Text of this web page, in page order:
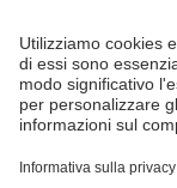
VIVODolomiti è il
montagna
Dolomiti,